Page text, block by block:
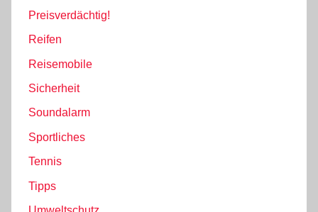
Preisverdächtig!
Reifen
Reisemobile
Sicherheit
Soundalarm
Sportliches
Tennis
Tipps